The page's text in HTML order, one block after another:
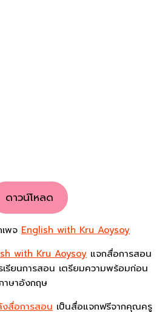
ดาวน์โหลด
พจ English with Kru Aoysoy
with Kru Aoysoy แจกสื่อการสอน
เรียนการสอน เตรียมความพร้อมก่อน
าษาอังกฤษ
สื่อการสอน เป็นสื่อแจกฟรีจากคุณครู